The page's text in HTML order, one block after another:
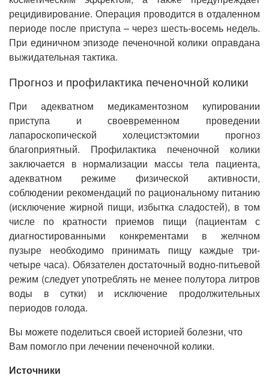
рецидивирование. Операция проводится в отдаленном
периоде после приступа – через шесть-восемь недель.
При единичном эпизоде печеночной колики оправдана
выжидательная тактика.
Прогноз и профилактика печеночной колики
При адекватном медикаментозном купировании
приступа и своевременном проведении
лапароскопической холецистэктомии прогноз
благоприятный. Профилактика печеночной колики
заключается в нормализации массы тела пациента,
адекватном режиме физической активности,
соблюдении рекомендаций по рациональному питанию
(исключение жирной пищи, избытка сладостей), в том
числе по кратности приемов пищи (пациентам с
диагностированными конкрементами в желчном
пузыре необходимо принимать пищу каждые три-
четыре часа). Обязателен достаточный водно-питьевой
режим (следует употреблять не менее полутора литров
воды в сутки) и исключение продолжительных
периодов голода.
Вы можете поделиться своей историей болезни, что
Вам помогло при лечении печеночной колики.
Источники